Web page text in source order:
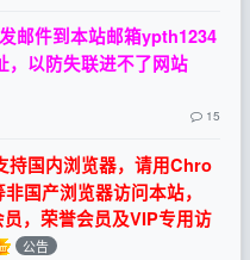
邮件到本站邮箱ypth1234
，以防失联进不了网站
15
持国内浏览器，请用Chro
国产浏览器访问本站，
，荣誉会员及VIP专用访
公告